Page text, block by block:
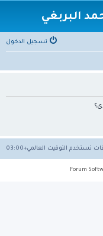
البربغي
تسجيل الدخول
تستخدم التوقيت العالمي+03:00